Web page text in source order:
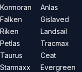
Kormoran
Falken
Riken
Petlas
Taurus
Starmaxx
Anlas
Gislaved
Landsail
Tracmax
Ceat
Evergreen